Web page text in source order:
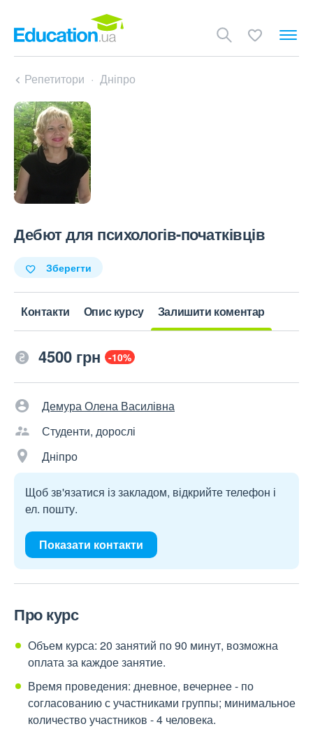
Репетитори Дніпро
Дебют для психологів-початківців
Зберегти
Контакти Опис курсу Залишити коментар
4500 грн -10%
Демура Олена Василівна
Студенти, дорослі
Дніпро
Щоб зв'язатися із закладом, відкрийте телефон і
ел. пошту.
Показати контакти
Про курс
Объем курса: 20 занятий по 90 минут, возможна
оплата за каждое занятие.
Время проведения: дневное, вечернее - по
согласованию с участниками группы; минимальное
количество участников - 4 человека.